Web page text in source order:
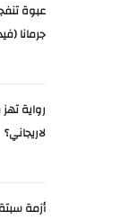
عبوة
جرمانا
رواية
لاريجاني؟
أزمة